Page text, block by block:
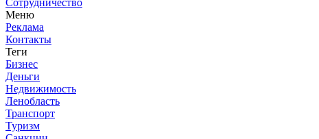
Сотрудничество
Меню
Реклама
Контакты
Теги
Бизнес
Деньги
Недвижимость
Ленобласть
Транспорт
Туризм